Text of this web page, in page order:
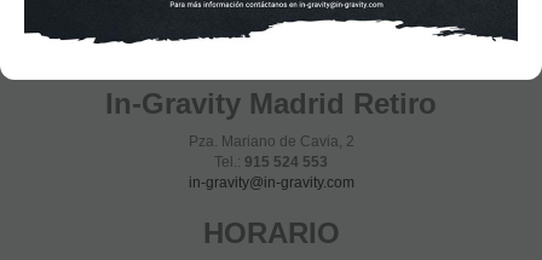
In-Gravity Madrid Retiro
Pza. Mariano de Cavia, 2
Tel.: 915 524 553
in-gravity@in-gravity.com
HORARIO